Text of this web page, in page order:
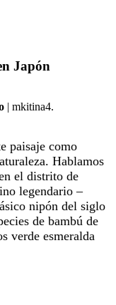
Japón
| mkitina4.
paisaje como
Hablamos
el distrito de
legendario –
nipón del siglo
de bambú de
verde esmeralda